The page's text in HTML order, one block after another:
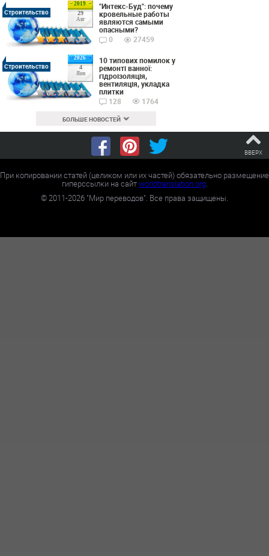
2019
29
Авг
Строительство
"Интекс-Буд": почему
кровельные работы
являются самыми
опасными?
0
27459
2026
4
Янв
Строительство
10 типових помилок у
ремонті ванної:
гідроізоляція,
вентиляція, укладка
плитки
128
1764
БОЛЬШЕ НОВОСТЕЙ
ВВЕРХ
При копировании статей (целиком или их частей) обязательно размещение
гиперссылки на сайтworldtranslation.org.
©2011-2026 "Мир переводов". Все права защищены.